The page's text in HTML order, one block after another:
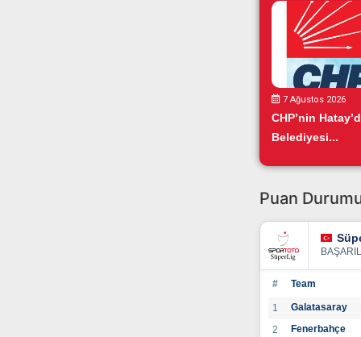
7 Ağustos 2026
CHP’nin
Belediyesi...
Puan
# Team
1
Galatasaray
2
Fenerbahçe